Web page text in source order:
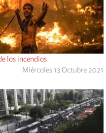
los incendios
Miércoles 13 Octubre 2021